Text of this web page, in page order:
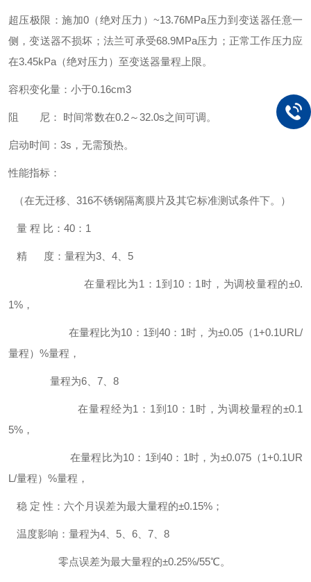
超压极限：施加0（绝对压力）~13.76MPa压力到变送器任意一
侧，变送器不损坏；法兰可承受68.9MPa压力；正常工作压力应
在3.45kPa（绝对压力）至变送器量程上限。
容积变化量：小于0.16cm3
阻 尼： 时间常数在0.2～32.0s之间可调。
启动时间：3s，无需预热。
性能指标：
（在无迁移、316不锈钢隔离膜片及其它标准测试条件下。）
量 程 比：40：1
精 度：量程为3、4、5
在量程比为1：1到10：1时，为调校量程的±0.
1%，
在量程比为10：1到40：1时，为±0.05（1+0.1URL/
量程）%量程，
量程为6、7、8
在量程经为1：1到10：1时，为调校量程的±0.1
5%，
在量程比为10：1到40：1时，为±0.075（1+0.1UR
L/量程）%量程，
稳 定 性：六个月误差为最大量程的±0.15%；
温度影响：量程为4、5、6、7、8
零点误差为最大量程的±0.25%/55℃。